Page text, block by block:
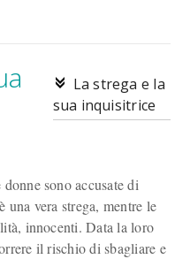
La strega e la
sua inquisitrice
sono accusate di
una vera strega, mentre le
innocenti. Data la loro
il rischio di sbagliare e